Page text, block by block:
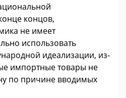
концов,
не имеет
использовать
идеализации, из-
импортные товары не
по причине вводимых